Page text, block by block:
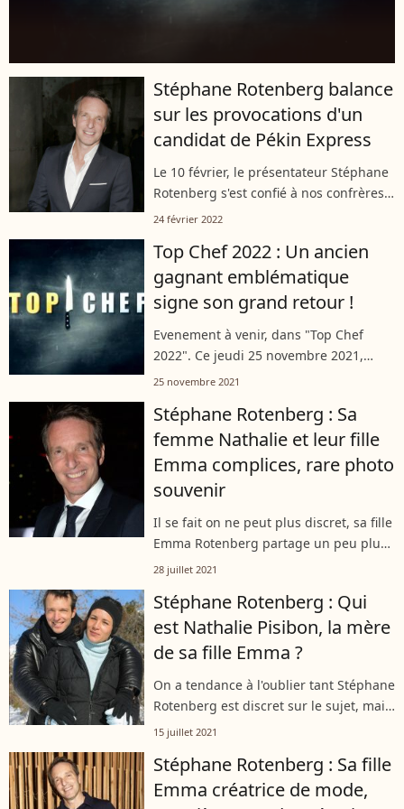
Stéphane Rotenberg balance
sur les provocations d'un
candidat de Pékin Express
Le 10 février, le présentateur Stéphane
Rotenberg s'est confié à nos confrères
de Sud Radio. L'occasion de découvrir
Express 2022" l'avait déstabilisé...
24 février 2022
Top Chef 2022 : Un ancien
gagnant emblématique
signe son grand retour !
Evenement à venir, dans "Top Chef
2022". Ce jeudi 25 novembre 2021,
Stéphane Rotenberg a annoncé une
Instagram. Un ancien gagnant a été
invité dans l'émission,...
25 novembre 2021
Stéphane Rotenberg : Sa
femme Nathalie et leur fille
Emma complices, rare photo
souvenir
Il se fait on ne peut plus discret, sa fille
Emma Rotenberg partage un peu plus.
Sur Instagram, la jeune femme publie
Nathalie Pisibon, celle...
28 juillet 2021
Stéphane Rotenberg : Qui
est Nathalie Pisibon, la mère
de sa fille Emma ?
On a tendance à l'oublier tant Stéphane
Rotenberg est discret sur le sujet, mais
l'animateur de M6 est un homme
Nathalie Pisibon et ensemble, ils...
15 juillet 2021
Stéphane Rotenberg : Sa fille
Emma créatrice de mode,